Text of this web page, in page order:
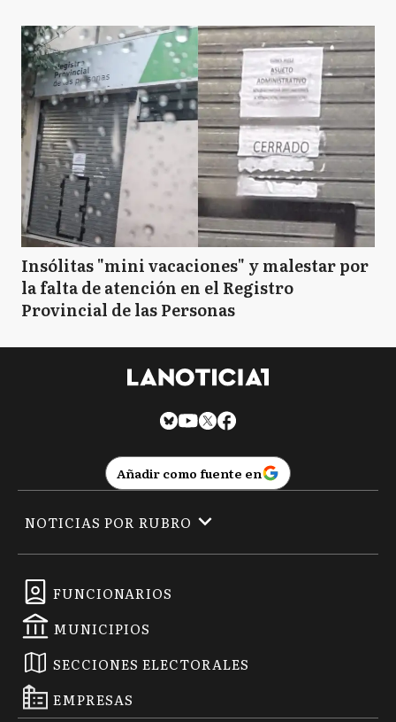
Insólitas "mini vacaciones" y malestar por
la falta de atención en el Registro
Provincial de las Personas
Añadir como fuente en
FUNCIONARIOS
MUNICIPIOS
SECCIONES ELECTORALES
EMPRESAS
NOTICIAS POR RUBRO